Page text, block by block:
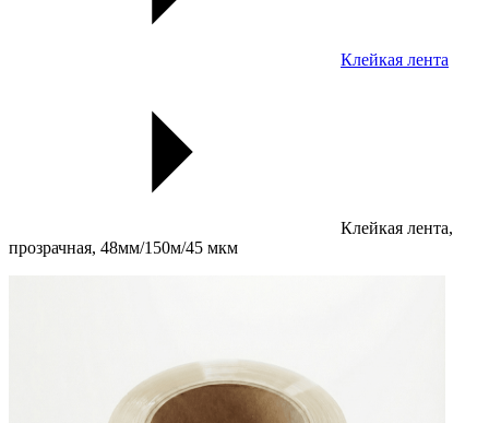
Клейкая лента
Клейкая лента,
прозрачная, 48мм/150м/45 мкм